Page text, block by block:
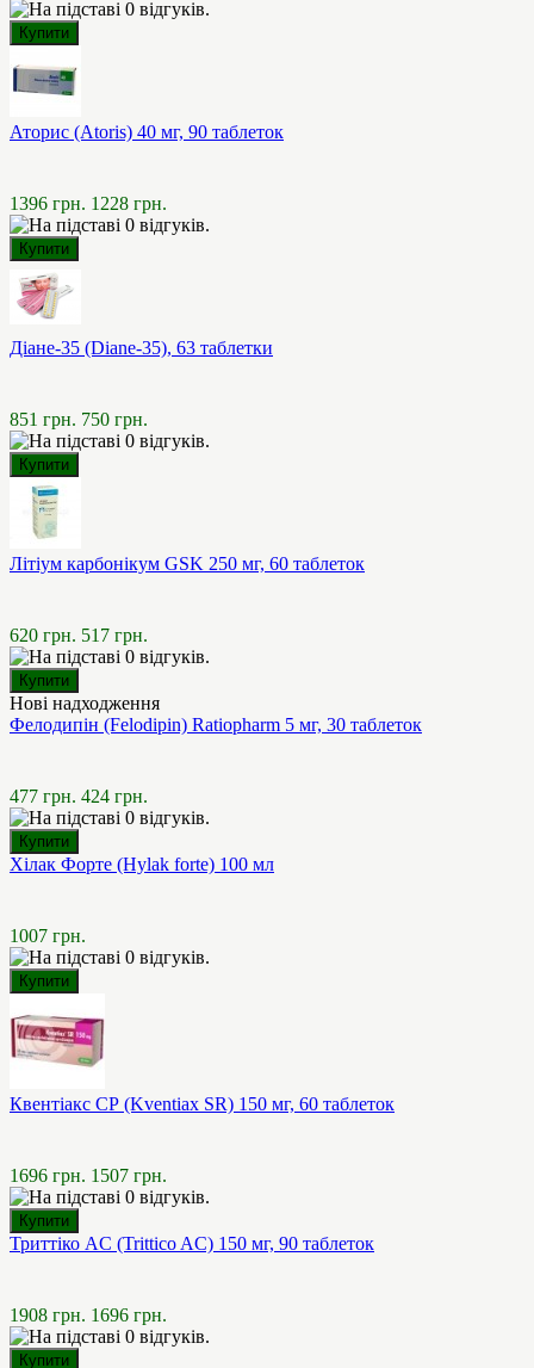
Аторис (Atoris) 40 мг, 90 таблеток
1396 грн. 1228 грн.
Діане-35 (Diane-35), 63 таблетки
851 грн. 750 грн.
Літіум карбонікум GSK 250 мг, 60 таблеток
620 грн. 517 грн.
Нові надходження
Фелодипін (Felodipin) Ratiopharm 5 мг, 30 таблеток
477 грн. 424 грн.
Хілак Форте (Hylak forte) 100 мл
1007 грн.
Квентіакс СР (Kventiax SR) 150 мг, 60 таблеток
1696 грн. 1507 грн.
Триттіко AC (Trittico AC) 150 мг, 90 таблеток
1908 грн. 1696 грн.